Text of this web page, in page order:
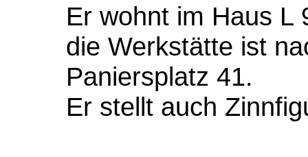
Er wohnt im Haus L
die Werkstätte ist
Paniersplatz 41.
Er stellt auch